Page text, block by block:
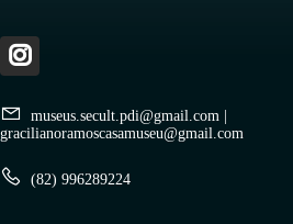
museus.secult.pdi@gmail.com
gracilianoramoscasamuseu@gmail.com
(82) 996289224